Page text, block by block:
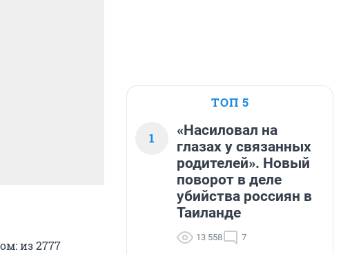
из 2777
ТОП 5
1
«Насиловал на
глазах у связанных
родителей». Новый
поворот в деле
убийства россиян в
Таиланде
13 558 7